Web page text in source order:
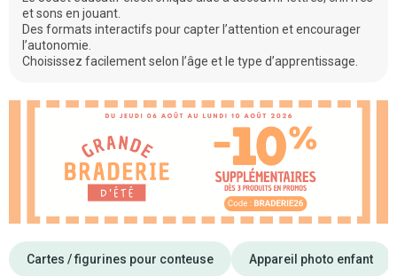
et sons en jouant.
Des formats interactifs pour capter l’attention et encourager
l’autonomie.
Choisissez facilement selon l’âge et le type d’apprentissage.
Cartes / figurines pour conteuse Appareil photo enfant